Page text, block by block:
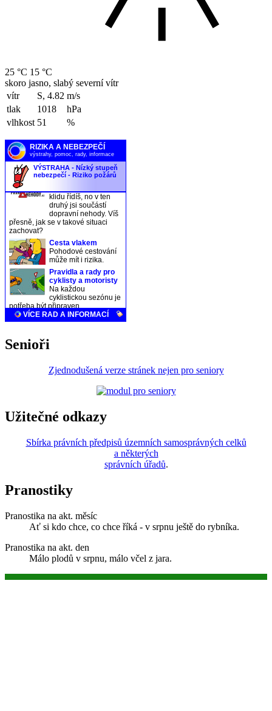
25 °C 15 °C
skoro jasno, slabý severní vítr
vítr
S, 4.82 m/s
tlak
1018
hPa
vlhkost 51 %
Senioři
Zjednodušená verze stránek nejen pro seniory
Užitečné odkazy
Sbírka právních předpisů územních samosprávných celků
a některých
správních úřadů.
Pranostiky
Pranostika na akt. měsíc
Ať si kdo chce, co chce říká - v srpnu ještě do rybníka.
Pranostika na akt. den
Málo plodů v srpnu, málo včel z jara.